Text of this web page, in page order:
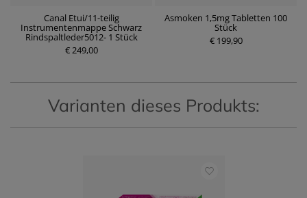
Canal Etui/11-teilig
Instrumentenmappe Schwarz
Rindspaltleder5012- 1 Stück
€ 249,00
Asmoken 1,5mg Tabletten 100
Stück
€ 199,90
P
r
Varianten dieses Produkts: